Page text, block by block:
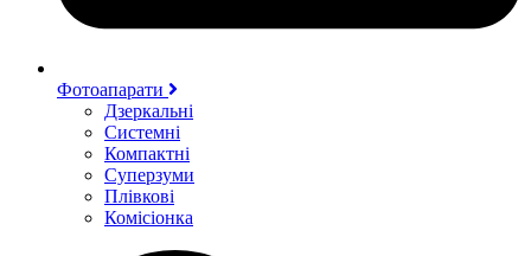
Фотоапарати
Дзеркальні
Системні
Компактні
Суперзуми
Плівкові
Комісіонка